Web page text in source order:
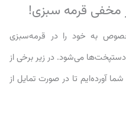
به خود را در قرمه‌سبزی
می‌شود. در زیر برخی از
آورده‌ایم تا در صورت تمایل از